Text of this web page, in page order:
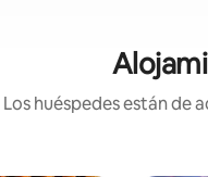
Los huéspedes están de